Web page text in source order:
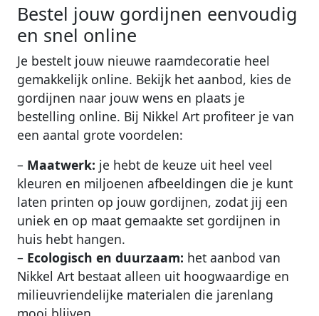
Bestel jouw gordijnen eenvoudig
en snel online
Je bestelt jouw nieuwe raamdecoratie heel
gemakkelijk online. Bekijk het aanbod, kies de
gordijnen naar jouw wens en plaats je
bestelling online. Bij Nikkel Art profiteer je van
een aantal grote voordelen:
– Maatwerk: je hebt de keuze uit heel veel
kleuren en miljoenen afbeeldingen die je kunt
laten printen op jouw gordijnen, zodat jij een
uniek en op maat gemaakte set gordijnen in
huis hebt hangen.
– Ecologisch en duurzaam: het aanbod van
Nikkel Art bestaat alleen uit hoogwaardige en
milieuvriendelijke materialen die jarenlang